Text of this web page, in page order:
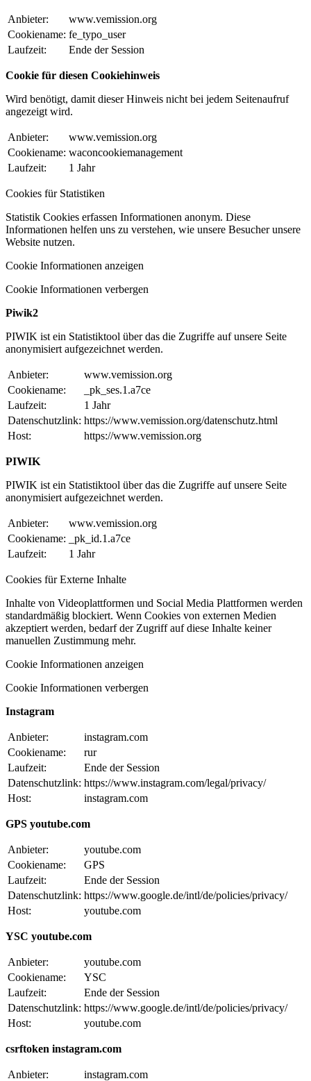
Anbieter:
www.vemission.org
Cookiename: fe_typo_user
Laufzeit:
Ende der Session
Cookie für diesen Cookiehinweis
Wird benötigt, damit dieser Hinweis nicht bei jedem Seitenaufruf
angezeigt wird.
Anbieter:
www.vemission.org
Cookiename: waconcookiemanagement
Laufzeit:
1 Jahr
Cookies für Statistiken
Statistik Cookies erfassen Informationen anonym. Diese
Informationen helfen uns zu verstehen, wie unsere Besucher unsere
Website nutzen.
Cookie Informationen anzeigen
Cookie Informationen verbergen
Piwik2
PIWIK ist ein Statistiktool über das die Zugriffe auf unsere Seite
anonymisiert aufgezeichnet werden.
Anbieter:
www.vemission.org
Cookiename:
_pk_ses.1.a7ce
Laufzeit:
1 Jahr
Datenschutzlink: https://www.vemission.org/datenschutz.html
Host:
https://www.vemission.org
PIWIK
PIWIK ist ein Statistiktool über das die Zugriffe auf unsere Seite
anonymisiert aufgezeichnet werden.
Anbieter:
www.vemission.org
Cookiename:
_pk_id.1.a7ce
Laufzeit:
1 Jahr
Cookies für Externe Inhalte
Inhalte von Videoplattformen und Social Media Plattformen werden
standardmäßig blockiert. Wenn Cookies von externen Medien
akzeptiert werden, bedarf der Zugriff auf diese Inhalte keiner
manuellen Zustimmung mehr.
Cookie Informationen anzeigen
Cookie Informationen verbergen
Instagram
Anbieter:
instagram.com
Cookiename:
rur
Laufzeit:
Ende der Session
Datenschutzlink: https://www.instagram.com/legal/privacy/
Host:
instagram.com
GPS youtube.com
Anbieter:
youtube.com
Cookiename:
GPS
Laufzeit:
Ende der Session
Datenschutzlink: https://www.google.de/intl/de/policies/privacy/
Host:
youtube.com
YSC youtube.com
Anbieter:
youtube.com
Cookiename:
YSC
Laufzeit:
Ende der Session
Datenschutzlink: https://www.google.de/intl/de/policies/privacy/
Host:
youtube.com
csrftoken instagram.com
Anbieter:
instagram.com